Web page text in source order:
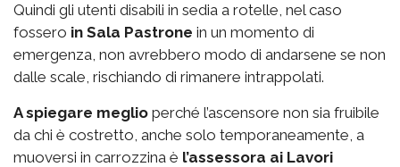
Quindi gli utenti disabili in sedia a rotelle, nel caso
fossero in Sala Pastrone in un momento di
emergenza, non avrebbero modo di andarsene se non
dalle scale, rischiando di rimanere intrappolati.
A spiegare meglio perché l’ascensore non sia fruibile
da chi è costretto, anche solo temporaneamente, a
muoversi in carrozzina è l’assessora ai Lavori